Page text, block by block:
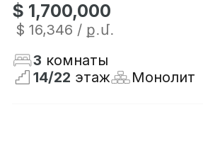
$ 1,700,000
$ 16,346 / ք․մ․
3 комнаты
14/22 этаж Монолит